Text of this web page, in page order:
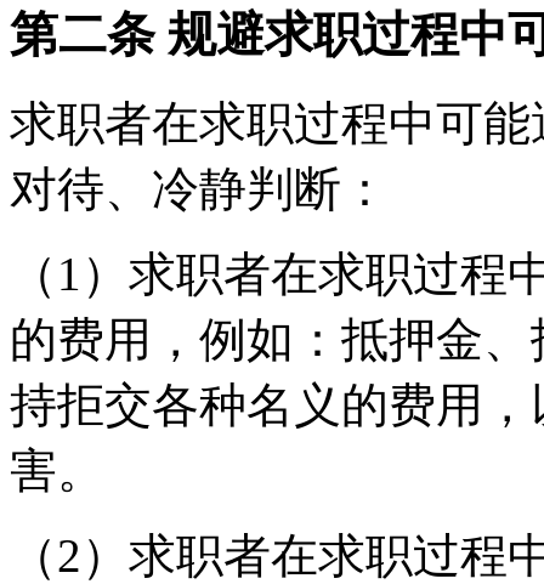
第二条 规避求职过程中
求职者在求职过程中可
对待、冷静判断：
（1）求职者在求职过
的费用，例如：抵押金
持拒交各种名义的费用
害。
（2）求职者在求职过